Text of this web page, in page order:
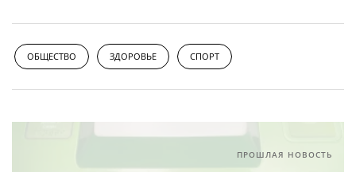
ОБЩЕСТВО ЗДОРОВЬЕ СПОРТ
ПРОШЛАЯ НОВОСТЬ